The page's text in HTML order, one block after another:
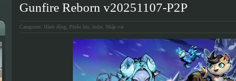
Gunfire Reborn v20251107-P2P
Categories: Hành động Phiêu lưu Indie Nhập vai